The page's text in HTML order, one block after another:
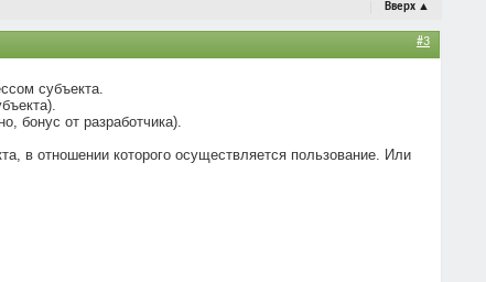
Вверх ▲
#3
субъекта.
бонус от разработчика).
в отношении которого осуществляется пользование. Или